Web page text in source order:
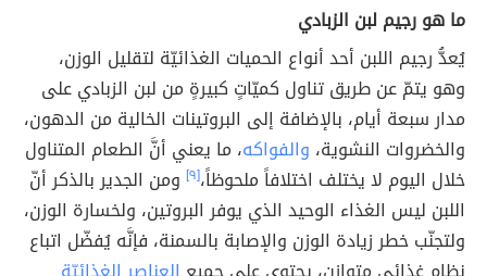
ما هو رجيم لبن الزبادي
يُعدُّ رجيم اللبن أحد أنواع الحميات الغذائيّة لتقليل الوزن،
وهو يتمّ عن طريق تناول كميّاتٍ كبيرةٍ من لبن الزبادي على
مدار سبعة أيام، بالإضافة إلى البروتينات الخالية من الدهون،
والخضروات النشوية، والفواكه، ما يعني أنَّ الطعام المتناول
خلال اليوم لا يختلف اختلافاً ملحوظاً،[٩]
ومن الجدير بالذكر أنّ
اللبن ليس الغذاء الوحيد الذي يوفر البروتين، ولخسارة الوزن،
ولتجنّب خطر زيادة الوزن والإصابة بالسمنة، فإنَّه يُفضّل اتباع